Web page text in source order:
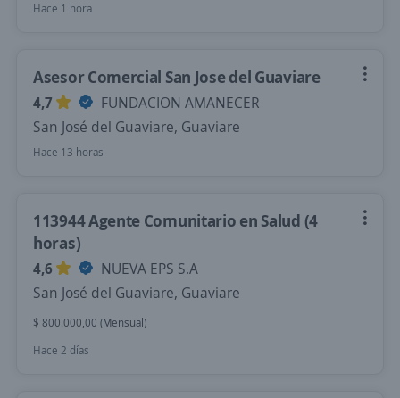
Hace 1 hora
Asesor Comercial San Jose del Guaviare
4,7
FUNDACION AMANECER
San José del Guaviare, Guaviare
Hace 13 horas
113944 Agente Comunitario en Salud (4
horas)
4,6
NUEVA EPS S.A
San José del Guaviare, Guaviare
$ 800.000,00 (Mensual)
Hace 2 días